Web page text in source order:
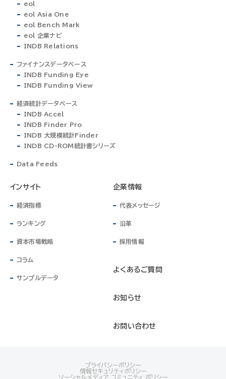
eol
eol Asia One
eol Bench Mark
eol 企業ナビ
INDB Relations
ファイナンスデータベース
INDB Funding Eye
INDB Funding View
経済統計データベース
INDB Accel
INDB Finder Pro
INDB 大規模統計Finder
INDB CD-ROM統計書シリーズ
Data Feeds
インサイト
経済指標
ランキング
資本市場戦略
コラム
サンプルデータ
企業情報
代表メッセージ
沿革
採用情報
よくあるご質問
お知らせ
お問い合わせ
プライバシーポリシー
情報セキュリティポリシー
ソーシャルメディア コミュニティ ポリシー